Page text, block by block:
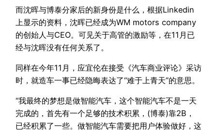
而沈晖与博泰分家后的新身份是什么，根据Linkedin
上显示的资料，沈晖已经成为WM motors company
的创始人与CEO。可见关于高管的激励等，在11月已
经与沈晖没有任何关系了。
同样在今年11月，应宜伦在接受《汽车商业评论》采访
时，就造车一事已经隐晦表达了“难于上青天”的意思。
“我最终的梦想是做智能汽车，这个智能汽车不是一天
完成的，首先有一个足够的技术积累，(博泰)靠2B，
已经积累了一些。做智能汽车需要把用户体验做好，这